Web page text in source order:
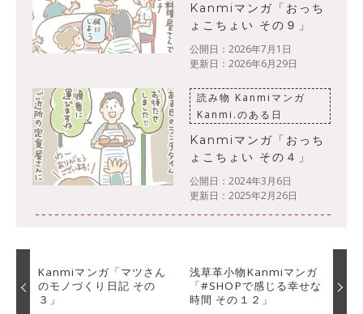
Kanmiマンガ「おっち
ょこちょい その９」
公開日：2026年7月1日
更新日：2026年6月29日
読み物 Kanmiマンガ
Kanmi.のある日
Kanmiマンガ「おっち
ょこちょい その４」
公開日：2024年3月6日
更新日：2025年2月26日
Kanmiマンガ「マツさん
のモノづくり日記 その
３」
浅草革小物Kanmiマンガ
「#SHOPで感じる幸せな
時間 その１２」